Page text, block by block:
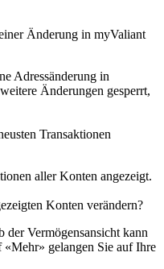
Änderung in myValiant
Adressänderung in
Änderungen gesperrt,
Transaktionen
aller Konten angezeigt.
Konten verändern?
Vermögensansicht kann
gelangen Sie auf Ihre